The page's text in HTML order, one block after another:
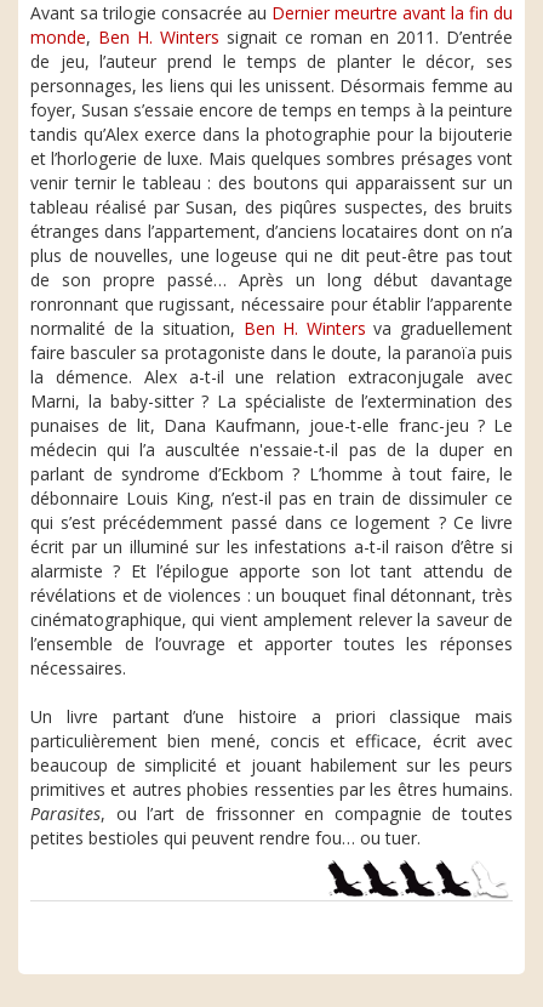
Avant sa trilogie consacrée au Dernier meurtre avant la fin du
monde, Ben H. Winters signait ce roman en 2011. D’entrée
de jeu, l’auteur prend le temps de planter le décor, ses
personnages, les liens qui les unissent. Désormais femme au
foyer, Susan s’essaie encore de temps en temps à la peinture
tandis qu’Alex exerce dans la photographie pour la bijouterie
et l’horlogerie de luxe. Mais quelques sombres présages vont
venir ternir le tableau : des boutons qui apparaissent sur un
tableau réalisé par Susan, des piqûres suspectes, des bruits
étranges dans l’appartement, d’anciens locataires dont on n’a
plus de nouvelles, une logeuse qui ne dit peut-être pas tout
de son propre passé… Après un long début davantage
ronronnant que rugissant, nécessaire pour établir l’apparente
normalité de la situation, Ben H. Winters va graduellement
faire basculer sa protagoniste dans le doute, la paranoïa puis
la démence. Alex a-t-il une relation extraconjugale avec
Marni, la baby-sitter ? La spécialiste de l’extermination des
punaises de lit, Dana Kaufmann, joue-t-elle franc-jeu ? Le
médecin qui l’a auscultée n'essaie-t-il pas de la duper en
parlant de syndrome d’Eckbom ? L’homme à tout faire, le
débonnaire Louis King, n’est-il pas en train de dissimuler ce
qui s’est précédemment passé dans ce logement ? Ce livre
écrit par un illuminé sur les infestations a-t-il raison d’être si
alarmiste ? Et l’épilogue apporte son lot tant attendu de
révélations et de violences : un bouquet final détonnant, très
cinématographique, qui vient amplement relever la saveur de
l’ensemble de l’ouvrage et apporter toutes les réponses
nécessaires.
Un livre partant d’une histoire a priori classique mais
particulièrement bien mené, concis et efficace, écrit avec
beaucoup de simplicité et jouant habilement sur les peurs
primitives et autres phobies ressenties par les êtres humains.
Parasites, ou l’art de frissonner en compagnie de toutes
petites bestioles qui peuvent rendre fou… ou tuer.